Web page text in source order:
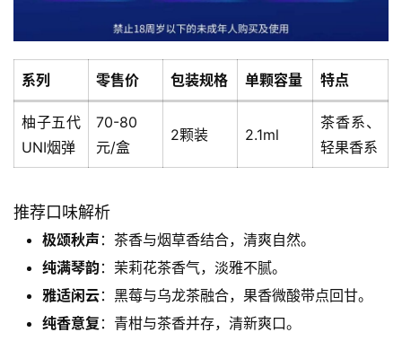
系列 零售价 包装规格 单颗容量 特点
柚子五代
UNI烟弹
70-80
元/盒
2颗装 2.1ml
茶香系、
轻果香系
推荐口味解析
极颂秋声 ：茶香与烟草香结合，清爽自然。
纯满琴韵 ：茉莉花茶香气，淡雅不腻。
雅适闲云：黑莓与乌龙茶融合，果香微酸带点回甘。
纯香意复 ：青柑与茶香并存，清新爽口。